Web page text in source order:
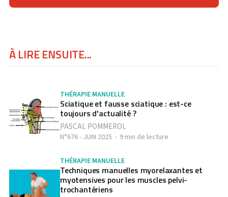
À LIRE ENSUITE...
THÉRAPIE MANUELLE
Sciatique et fausse sciatique : est-ce
toujours d'actualité ?
PASCAL POMMEROL
N°676 - JUIN 2025 9 min de lecture
THÉRAPIE MANUELLE
Techniques manuelles myorelaxantes et
myotensives pour les muscles pelvi-
trochantériens